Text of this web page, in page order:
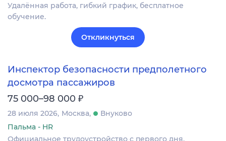
Удалённая работа, гибкий график, бесплатное
обучение.
Откликнуться
Инспектор безопасности предполетного
досмотра пассажиров
75 000–98 000 ₽
28 июля 2026 Москва
Внуково
Пальма - HR
Официальное трудоустройство с первого дня,